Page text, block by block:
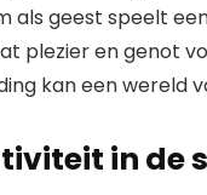
als geest speelt
plezier en genot
kan een wereld
in de